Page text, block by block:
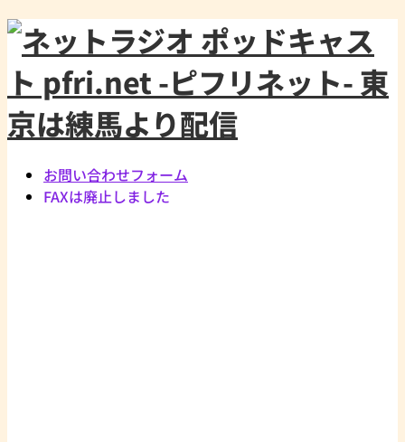
お問い合わせフォーム
FAXは廃止しました